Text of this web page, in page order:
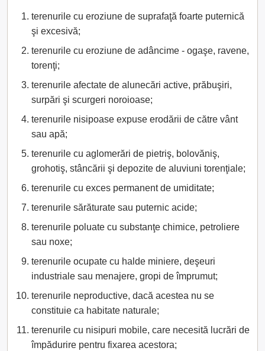
terenurile cu eroziune de suprafaţă foarte puternică
şi excesivă;
terenurile cu eroziune de adâncime - ogaşe, ravene,
torenţi;
terenurile afectate de alunecări active, prăbuşiri,
surpări şi scurgeri noroioase;
terenurile nisipoase expuse erodării de către vânt
sau apă;
terenurile cu aglomerări de pietriş, bolovăniş,
grohotiş, stâncării şi depozite de aluviuni torenţiale;
terenurile cu exces permanent de umiditate;
terenurile sărăturate sau puternic acide;
terenurile poluate cu substanţe chimice, petroliere
sau noxe;
terenurile ocupate cu halde miniere, deşeuri
industriale sau menajere, gropi de împrumut;
terenurile neproductive, dacă acestea nu se
constituie ca habitate naturale;
terenurile cu nisipuri mobile, care necesită lucrări de
împădurire pentru fixarea acestora;